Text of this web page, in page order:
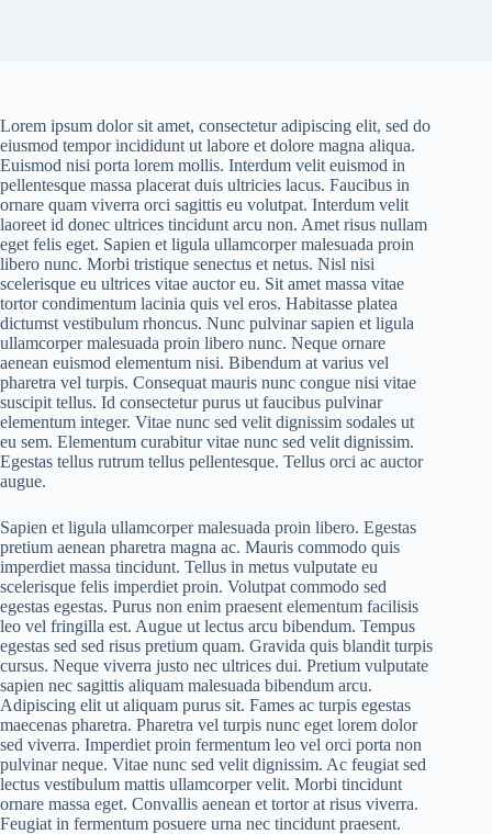
Lorem ipsum dolor sit amet, consectetur adipiscing elit, sed do
eiusmod tempor incididunt ut labore et dolore magna aliqua.
Euismod nisi porta lorem mollis. Interdum velit euismod in
pellentesque massa placerat duis ultricies lacus. Faucibus in
ornare quam viverra orci sagittis eu volutpat. Interdum velit
laoreet id donec ultrices tincidunt arcu non. Amet risus nullam
eget felis eget. Sapien et ligula ullamcorper malesuada proin
libero nunc. Morbi tristique senectus et netus. Nisl nisi
scelerisque eu ultrices vitae auctor eu. Sit amet massa vitae
tortor condimentum lacinia quis vel eros. Habitasse platea
dictumst vestibulum rhoncus. Nunc pulvinar sapien et ligula
ullamcorper malesuada proin libero nunc. Neque ornare
aenean euismod elementum nisi. Bibendum at varius vel
pharetra vel turpis. Consequat mauris nunc congue nisi vitae
suscipit tellus. Id consectetur purus ut faucibus pulvinar
elementum integer. Vitae nunc sed velit dignissim sodales ut
eu sem. Elementum curabitur vitae nunc sed velit dignissim.
Egestas tellus rutrum tellus pellentesque. Tellus orci ac auctor
augue.
Sapien et ligula ullamcorper malesuada proin libero. Egestas
pretium aenean pharetra magna ac. Mauris commodo quis
imperdiet massa tincidunt. Tellus in metus vulputate eu
scelerisque felis imperdiet proin. Volutpat commodo sed
egestas egestas. Purus non enim praesent elementum facilisis
leo vel fringilla est. Augue ut lectus arcu bibendum. Tempus
egestas sed sed risus pretium quam. Gravida quis blandit turpis
cursus. Neque viverra justo nec ultrices dui. Pretium vulputate
sapien nec sagittis aliquam malesuada bibendum arcu.
Adipiscing elit ut aliquam purus sit. Fames ac turpis egestas
maecenas pharetra. Pharetra vel turpis nunc eget lorem dolor
sed viverra. Imperdiet proin fermentum leo vel orci porta non
pulvinar neque. Vitae nunc sed velit dignissim. Ac feugiat sed
lectus vestibulum mattis ullamcorper velit. Morbi tincidunt
ornare massa eget. Convallis aenean et tortor at risus viverra.
Feugiat in fermentum posuere urna nec tincidunt praesent.